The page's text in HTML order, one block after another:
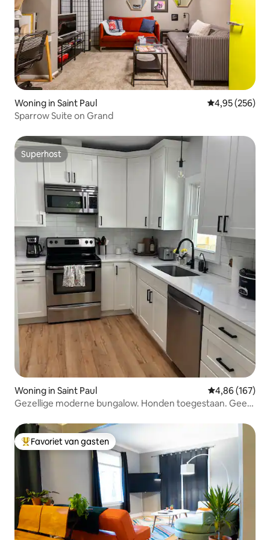
Woning in Saint Paul Gemiddelde
4,95 (256)
Sparrow Suite on Grand
Superhost
Superhost
Woning in Saint Paul Gemiddelde
4,86 (167)
Gezellige moderne bungalow. Honden toegestaan. Geen
Topfavoriet van gasten
Favoriet van gasten